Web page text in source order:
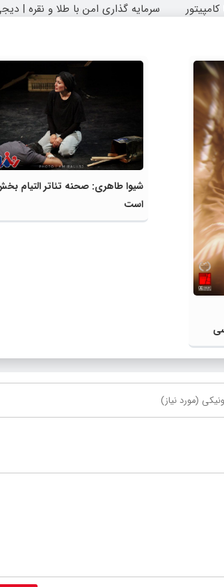
سرمایه گذاری امن با طلا و نقره |
شیوا طاهری: صحنه تئاتر التیام
است